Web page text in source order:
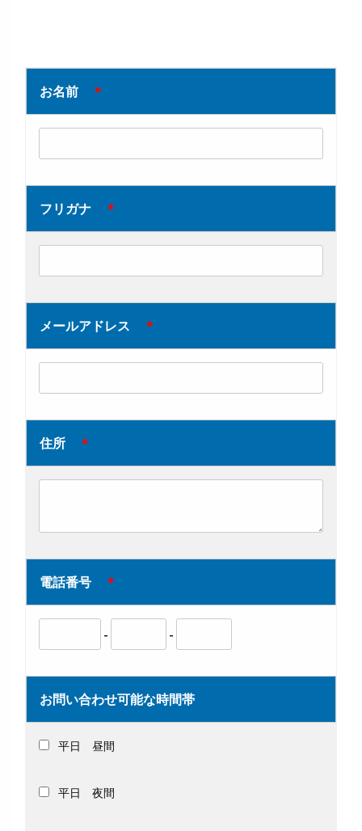
お名前 ＊
フリガナ ＊
メールアドレス ＊
住所 ＊
電話番号 ＊
- -
お問い合わせ可能な時間帯
平日 昼間
平日 夜間